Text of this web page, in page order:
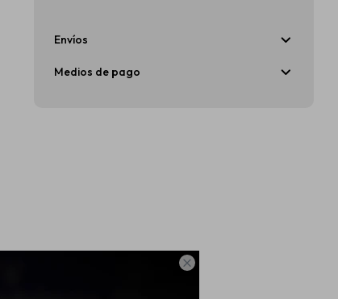

Envíos
Medios de pago